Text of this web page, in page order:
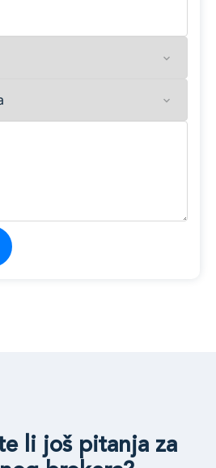
li još pitanja za